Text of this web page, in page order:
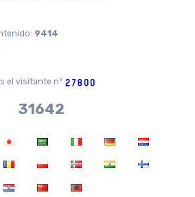
9414
el visitante nº
37970